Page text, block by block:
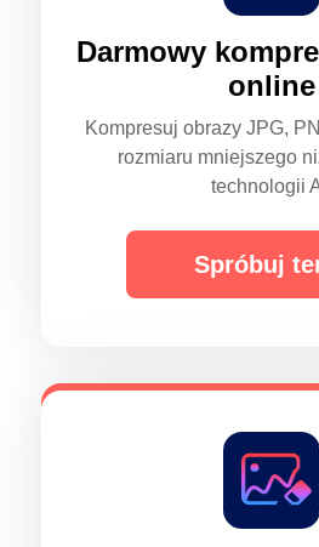
Darmowy
online
Kompresuj obrazy JPG,
rozmiaru mniejszego
technologii
Spróbuj